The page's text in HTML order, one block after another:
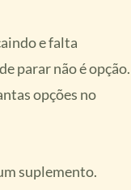
e falta
parar não é opção.
opções no
suplemento.